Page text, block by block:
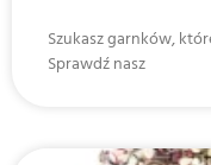
Szukasz garnków,
Sprawdź nasz